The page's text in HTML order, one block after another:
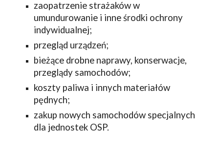
zaopatrzenie strażaków w
umundurowanie i inne środki ochrony
indywidualnej;
przegląd urządzeń;
bieżące drobne naprawy, konserwacje,
przeglądy samochodów;
koszty paliwa i innych materiałów
pędnych;
zakup nowych samochodów specjalnych
dla jednostek OSP.